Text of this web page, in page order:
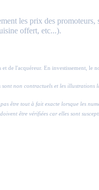
les prix des promoteurs,
offert, etc...).
de l'acquéreur. En investissement, le
sont non contractuels et les
être tout à fait exacte lorsque les
être vérifiées car elles sont